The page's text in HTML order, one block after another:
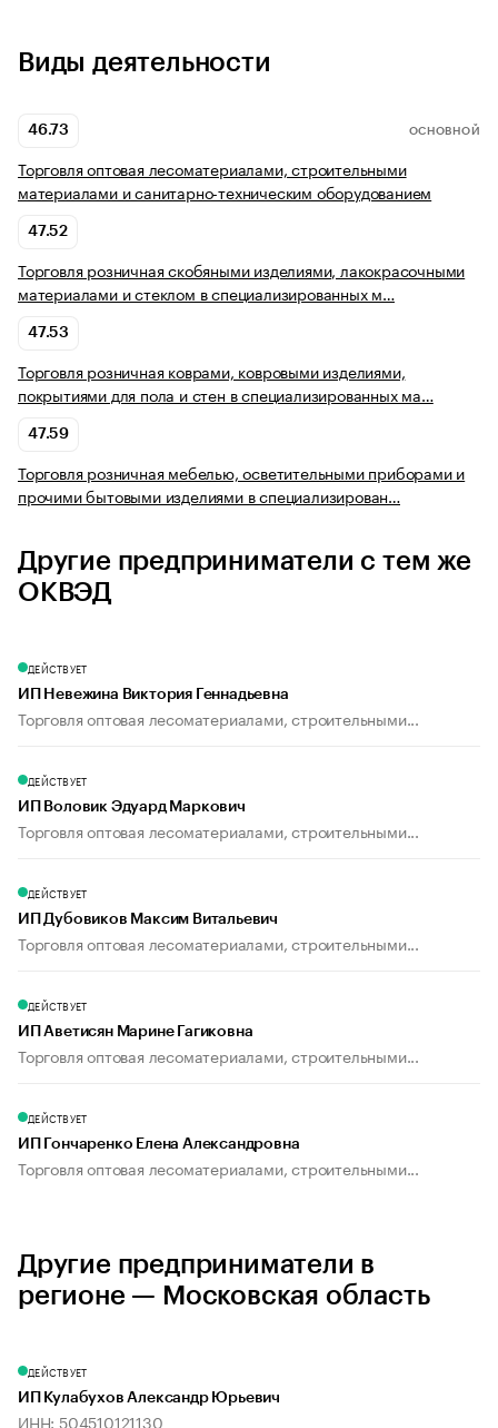
Виды деятельности
46.73 ОСНОВНОЙ
Торговля оптовая лесоматериалами, строительными
материалами и санитарно-техническим оборудованием
47.52
Торговля розничная скобяными изделиями, лакокрасочными
материалами и стеклом в специализированных м…
47.53
Торговля розничная коврами, ковровыми изделиями,
покрытиями для пола и стен в специализированных ма…
47.59
Торговля розничная мебелью, осветительными приборами и
прочими бытовыми изделиями в специализирован…
Другие предприниматели с тем же
ОКВЭД
ДЕЙСТВУЕТ
ИП Невежина Виктория Геннадьевна
Торговля оптовая лесоматериалами, строительными...
ДЕЙСТВУЕТ
ИП Воловик Эдуард Маркович
Торговля оптовая лесоматериалами, строительными...
ДЕЙСТВУЕТ
ИП Дубовиков Максим Витальевич
Торговля оптовая лесоматериалами, строительными...
ДЕЙСТВУЕТ
ИП Аветисян Марине Гагиковна
Торговля оптовая лесоматериалами, строительными...
ДЕЙСТВУЕТ
ИП Гончаренко Елена Александровна
Торговля оптовая лесоматериалами, строительными...
Другие предприниматели в
регионе — Московская область
ДЕЙСТВУЕТ
ИП Кулабухов Александр Юрьевич
ИНН: 504510121130